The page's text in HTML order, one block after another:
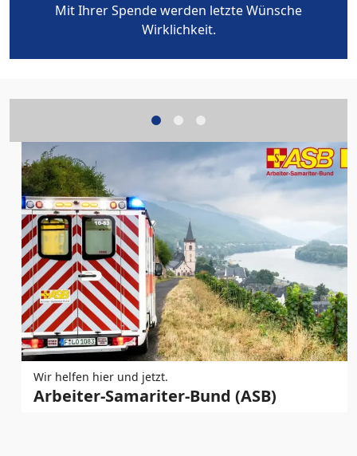
Mit Ihrer Spende werden letzte Wünsche
Wirklichkeit.
Wir helfen hier und jetzt.
Arbeiter-Samariter-Bund (ASB)